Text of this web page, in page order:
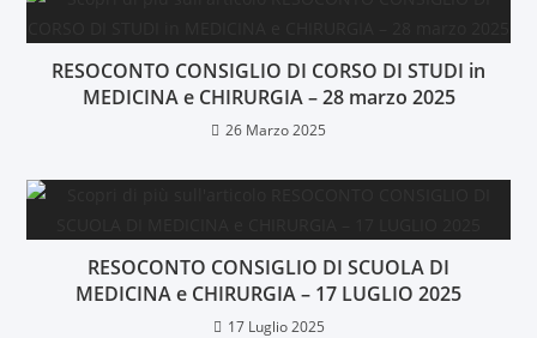
RESOCONTO CONSIGLIO DI CORSO DI STUDI in
MEDICINA e CHIRURGIA – 28 marzo 2025
26 Marzo 2025
RESOCONTO CONSIGLIO DI SCUOLA DI
MEDICINA e CHIRURGIA – 17 LUGLIO 2025
17 Luglio 2025